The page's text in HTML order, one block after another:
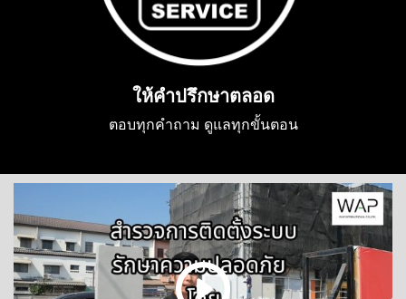
ให้คำปรึกษาตลอด
ตอบทุกคำถาม ดูแลทุกขั้นตอน